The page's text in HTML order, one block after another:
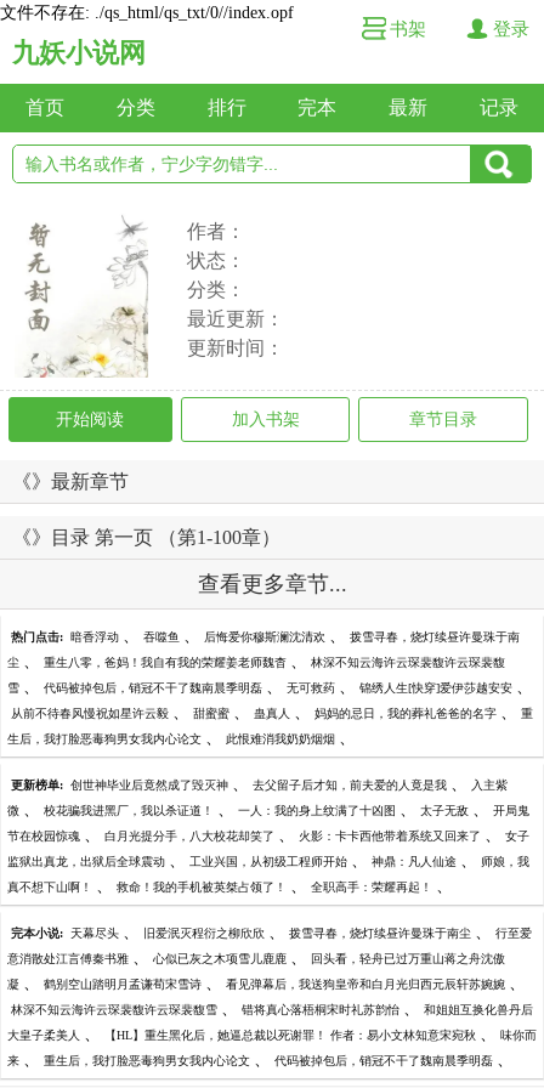
文件不存在: ./qs_html/qs_txt/0//index.opf
九妖小说网
书架 登录
首页 分类 排行 完本 最新 记录
作者：
状态：
分类：
最近更新：
更新时间：
开始阅读 加入书架 章节目录
《》最新章节
《》目录 第一页 （第1-100章）
查看更多章节...
热门点击: 暗香浮动 、 吞噬鱼 、 后悔爱你穆斯澜沈清欢 、 拨雪寻春，烧灯续昼许曼珠于南
尘 、 重生八零，爸妈！我自有我的荣耀姜老师魏杳 、 林深不知云海许云琛裴馥许云琛裴馥
雪 、 代码被掉包后，销冠不干了魏南晨季明磊 、 无可救药 、 锦绣人生[快穿]爱伊莎越安安 、
从前不待春风慢祝如星许云毅 、 甜蜜蜜 、 蛊真人 、 妈妈的忌日，我的葬礼爸爸的名字 、 重
生后，我打脸恶毒狗男女我内心论文 、 此恨难消我奶奶烟烟 、
更新榜单: 创世神毕业后竟然成了毁灭神 、 去父留子后才知，前夫爱的人竟是我 、 入主紫
微 、 校花骗我进黑厂，我以杀证道！ 、 一人：我的身上纹满了十凶图 、 太子无敌 、 开局鬼
节在校园惊魂 、 白月光提分手，八大校花却笑了 、 火影：卡卡西他带着系统又回来了 、 女子
监狱出真龙，出狱后全球震动 、 工业兴国，从初级工程师开始 、 神鼎：凡人仙途 、 师娘，我
真不想下山啊！ 、 救命！我的手机被英桀占领了！ 、 全职高手：荣耀再起！ 、
完本小说: 天幕尽头 、 旧爱泯灭程衍之柳欣欣 、 拨雪寻春，烧灯续昼许曼珠于南尘 、 行至爱
意消散处江言傅秦书雅 、 心似已灰之木项雪儿鹿鹿 、 回头看，轻舟已过万重山蒋之舟沈傲
凝 、 鹤别空山踏明月孟谦荀宋雪诗 、 看见弹幕后，我送狗皇帝和白月光归西元辰轩苏婉婉 、
林深不知云海许云琛裴馥许云琛裴馥雪 、 错将真心落梧桐宋时礼苏韵怡 、 和姐姐互换化兽丹后
大皇子柔美人 、 【HL】重生黑化后，她逼总裁以死谢罪！ 作者：易小文林知意宋宛秋 、 味你而
来 、 重生后，我打脸恶毒狗男女我内心论文 、 代码被掉包后，销冠不干了魏南晨季明磊 、